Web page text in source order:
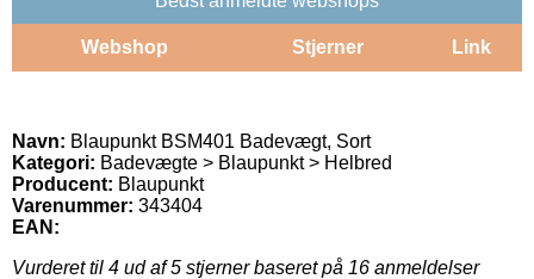
Webshop Stjerner Link
Navn: Blaupunkt BSM401 Badevægt, Sort
Kategori: Badevægte > Blaupunkt > Helbred
Producent: Blaupunkt
Varenummer: 343404
EAN:
Vurderet til 4 ud af 5 stjerner baseret på 16 anmeldelser